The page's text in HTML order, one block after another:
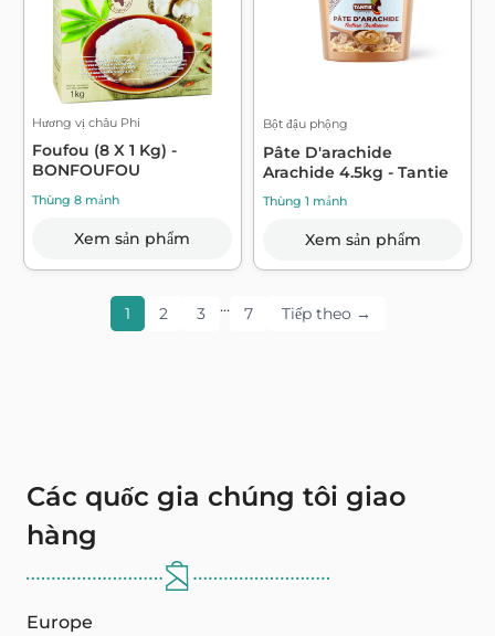
Hương vị châu Phi
Foufou (8 X 1 Kg) -
BONFOUFOU
Thùng 8 mảnh
Xem sản phẩm
Bột đậu phộng
Pâte D'arachide
Arachide 4.5kg - Tantie
Thùng 1 mảnh
Xem sản phẩm
1 2 3 … 7 Tiếp theo →
Các quốc gia chúng tôi giao
hàng
Europe